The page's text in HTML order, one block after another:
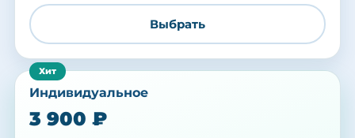
Выбрать
Индивидуальное
3 900 ₽